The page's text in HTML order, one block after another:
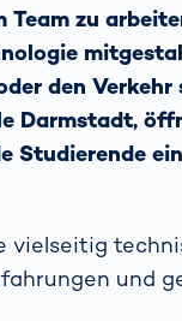
zu
den Verkehr
Darmstadt,
Studierende
vielseitig
und